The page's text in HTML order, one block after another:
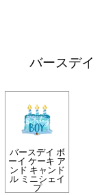
バースデ
バースデイ ボ
ーイ ケーキ ア
ンド キャンド
ル ミニシェイ
プ